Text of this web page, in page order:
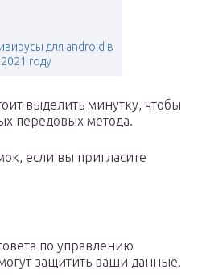
для android в
2021 году
выделить минутку, чтобы
передовых метода.
если вы пригласите
по управлению
защитить ваши данные.